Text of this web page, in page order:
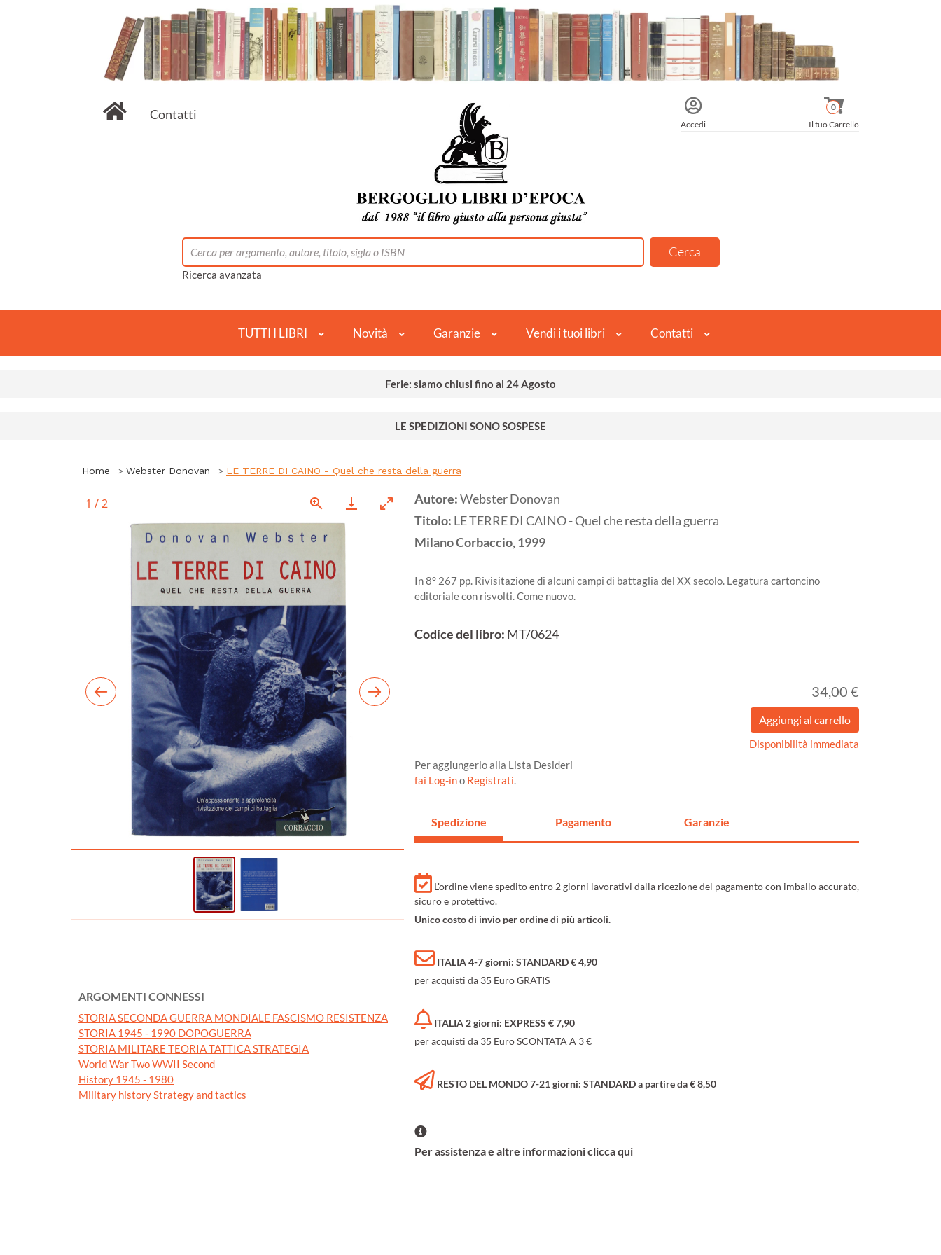
Contatti
Accedi Il tuo Carrello
0
Ricerca avanzata
TUTTI I LIBRI Novità Garanzie Vendi i tuoi libri Contatti
Ferie: siamo chiusi fino al 24 Agosto
LE SPEDIZIONI SONO SOSPESE
Home Webster Donovan LE TERRE DI CAINO - Quel che resta della guerra
1 /2
ARGOMENTI CONNESSI
STORIA SECONDA GUERRA MONDIALE FASCISMO RESISTENZA
STORIA 1945 - 1990 DOPOGUERRA
STORIA MILITARE TEORIA TATTICA STRATEGIA
World War Two WWII Second
History 1945 - 1980
Military history Strategy and tactics
Autore:Webster Donovan
Titolo: LE TERRE DI CAINO - Quel che resta della guerra
MilanoCorbaccio,1999
In 8° 267 pp. Rivisitazione di alcuni campi di battaglia del XX secolo. Legatura cartoncino
editoriale con risvolti. Come nuovo.
Codice del libro: MT/0624
34,00 €
Disponibilità immediata
Per aggiungerlo alla Lista Desideri
fai Log-ino Registrati.
Spedizione Pagamento Garanzie
L'ordine viene spedito entro 2 giorni lavorativi dalla ricezione del pagamento con imballo accurato,
sicuro e protettivo.
Unico costo di invio per ordine di più articoli.
ITALIA 4-7 giorni: STANDARD € 4,90
per acquisti da 35 Euro GRATIS
ITALIA 2 giorni: EXPRESS € 7,90
per acquisti da 35 Euro SCONTATA A 3 €
RESTO DEL MONDO 7-21 giorni: STANDARD a partire da € 8,50
Per assistenza e altre informazioni clicca qui